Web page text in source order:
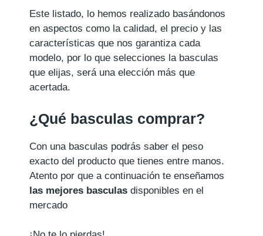
Este listado, lo hemos realizado basándonos
en aspectos como la calidad, el precio y las
características que nos garantiza cada
modelo, por lo que selecciones la basculas
que elijas, será una elección más que
acertada.
¿Qué basculas comprar?
Con una basculas podrás saber el peso
exacto del producto que tienes entre manos.
Atento por que a continuación te enseñamos
las mejores basculas disponibles en el
mercado